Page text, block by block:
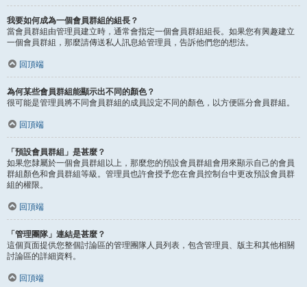
我要如何成為一個會員群組的組長？
當會員群組由管理員建立時，通常會指定一個會員群組組長。如果您有興趣建立
一個會員群組，那麼請傳送私人訊息給管理員，告訴他們您的想法。
回頂端
為何某些會員群組能顯示出不同的顏色？
很可能是管理員將不同會員群組的成員設定不同的顏色，以方便區分會員群組。
回頂端
「預設會員群組」是甚麼？
如果您隸屬於一個會員群組以上，那麼您的預設會員群組會用來顯示自己的會員
群組顏色和會員群組等級。管理員也許會授予您在會員控制台中更改預設會員群
組的權限。
回頂端
「管理團隊」連結是甚麼？
這個頁面提供您整個討論區的管理團隊人員列表，包含管理員、版主和其他相關
討論區的詳細資料。
回頂端